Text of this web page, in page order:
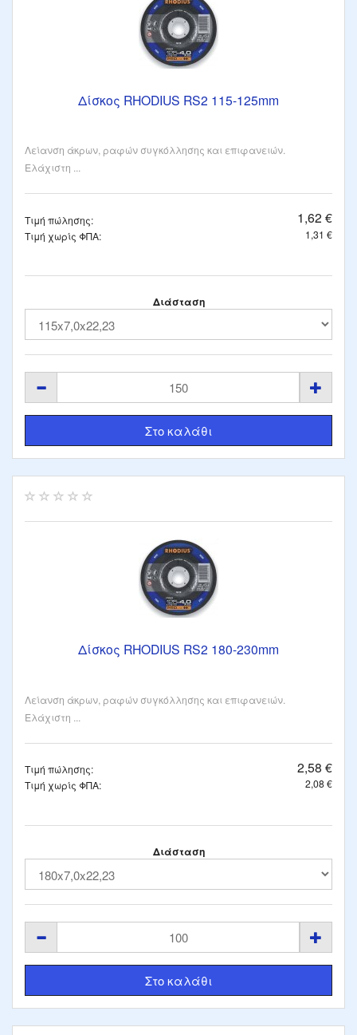
Δίσκος RHODIUS RS2 115-125mm
Λείανση άκρων, ραφών συγκόλλησης και επιφανειών.
Ελάχιστη ...
Τιμή πώλησης: 1,62 €
Τιμή χωρίς ΦΠΑ: 1,31 €
Διάσταση
Δίσκος RHODIUS RS2 180-230mm
Λείανση άκρων, ραφών συγκόλλησης και επιφανειών.
Ελάχιστη ...
Τιμή πώλησης: 2,58 €
Τιμή χωρίς ΦΠΑ: 2,08 €
Διάσταση